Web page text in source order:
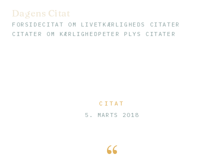
Dagens Citat
FORSIDE CITAT OM LIVET KÆRLIGHEDS CITATER
CITATER OM KÆRLIGHED PETER PLYS CITATER
CITAT
5. MARTS 2018